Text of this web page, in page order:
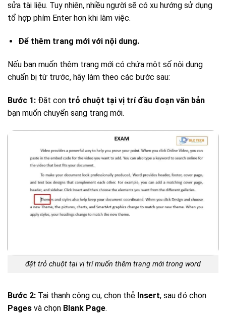
sửa tài liệu. Tuy nhiên, nhiều người sẽ có xu hướng sử dụng
tổ hợp phím Enter hơn khi làm việc.
Để thêm trang mới với nội dung.
Nếu bạn muốn thêm trang mới có chứa một số nội dung
chuẩn bị từ trước, hãy làm theo các bước sau:
Bước 1: Đặt con trỏ chuột tại vị trí đầu đoạn văn bản
bạn muốn chuyển sang trang mới.
đặt trỏ chuột tại vị trí muốn thêm trang mới trong word
Bước 2: Tại thanh công cụ, chọn thẻ Insert, sau đó chọn
Pages và chọn Blank Page.